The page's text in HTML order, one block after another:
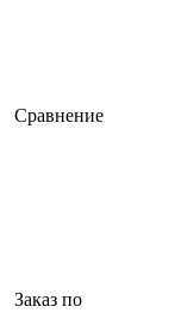
Сравнение
Заказ по